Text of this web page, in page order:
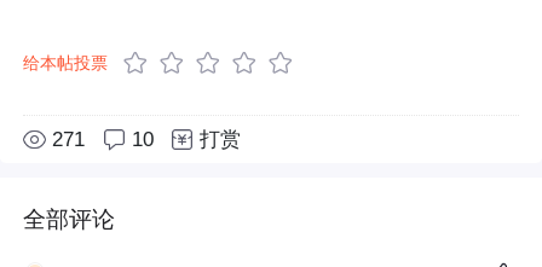
给本帖投票
271 10 打赏
全部评论